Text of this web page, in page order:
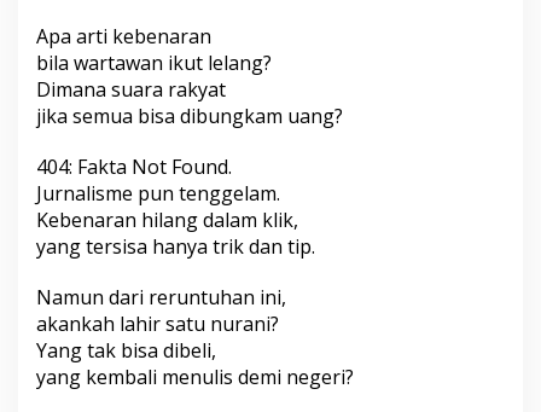
Apa arti kebenaran
bila wartawan ikut lelang?
Dimana suara rakyat
jika semua bisa dibungkam uang?
404: Fakta Not Found.
Jurnalisme pun tenggelam.
Kebenaran hilang dalam klik,
yang tersisa hanya trik dan tip.
Namun dari reruntuhan ini,
akankah lahir satu nurani?
Yang tak bisa dibeli,
yang kembali menulis demi negeri?